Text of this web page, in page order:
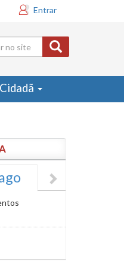
Entrar